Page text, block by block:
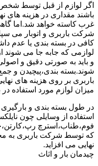
اگر لوازم از قبل توسط
باشند مقداری در هزینه های
غرب کاسته خواهد شد.اما
شرکت باربری و اتوبار می
کافی در بسته بندی یا عدم
لوازمی که جابه جا می شوند
و باید به صورتی دقیق و
شوند.بسته بندی،پیچیدن و
باربری بر روی هزینه های
میزان لوازم مورد استفاده
در طول بسته بندی و بارگیری
استفاده از وسایلی چون
فوم،طناب،استرچ
که توسط شرکت باربری به
نهایی می افزاید.
چیدمان بار و اثاث